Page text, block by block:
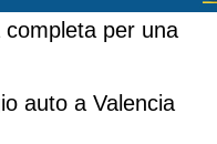
auto a Valencia